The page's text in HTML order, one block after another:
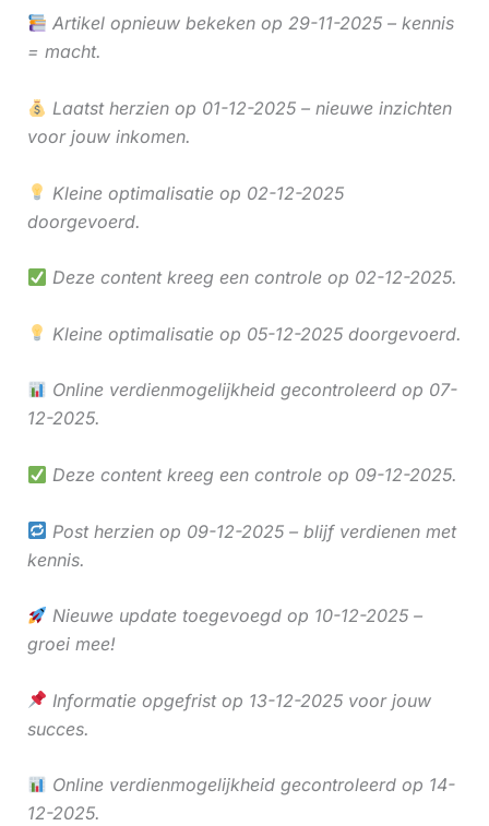
Artikel opnieuw bekeken op 29-11-2025 – kennis
= macht.
Laatst herzien op 01-12-2025 – nieuwe inzichten
voor jouw inkomen.
Kleine optimalisatie op 02-12-2025
doorgevoerd.
Deze content kreeg een controle op 02-12-2025.
Kleine optimalisatie op 05-12-2025 doorgevoerd.
Online verdienmogelijkheid gecontroleerd op 07-
12-2025.
Deze content kreeg een controle op 09-12-2025.
Post herzien op 09-12-2025 – blijf verdienen met
kennis.
Nieuwe update toegevoegd op 10-12-2025 –
groei mee!
Informatie opgefrist op 13-12-2025 voor jouw
succes.
Online verdienmogelijkheid gecontroleerd op 14-
12-2025.